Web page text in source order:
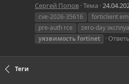
Сергей Попов Тема
cve-2026-35616
forticlient
pre-auth rce
zero-day
уязвимостьfortinet
Теги